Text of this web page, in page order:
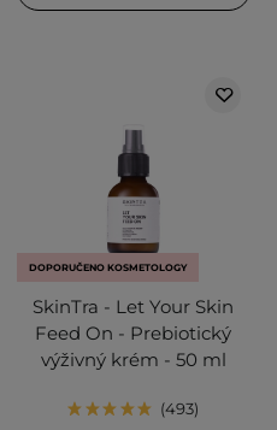
DOPORUČENO KOSMETOLOGY
SkinTra - Let Your Skin
Feed On - Prebiotický
výživný krém - 50 ml
493